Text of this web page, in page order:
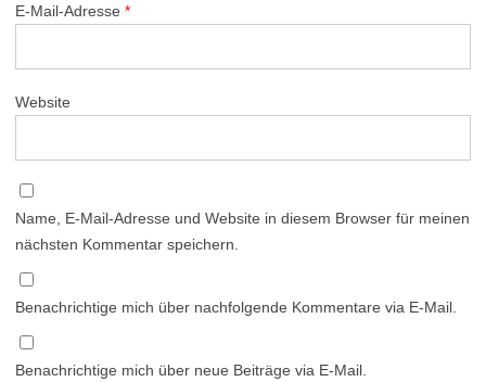
E-Mail-Adresse *
Website
Name, E-Mail-Adresse und Website in diesem Browser für meinen
nächsten Kommentar speichern.
Benachrichtige mich über nachfolgende Kommentare via E-Mail.
Benachrichtige mich über neue Beiträge via E-Mail.